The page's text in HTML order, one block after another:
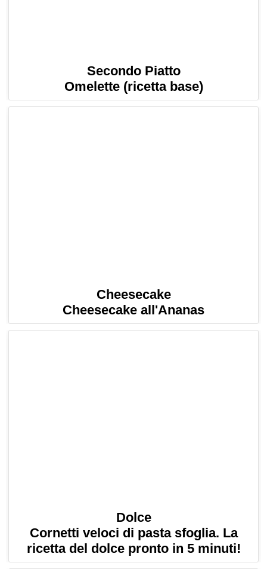
Secondo Piatto
Omelette (ricetta base)
Cheesecake
Cheesecake all'Ananas
Dolce
Cornetti veloci di pasta sfoglia. La
ricetta del dolce pronto in 5 minuti!